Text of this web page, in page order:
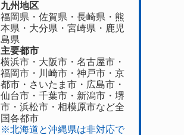
九州地区
福岡県 ・ 佐賀県 ・長崎県・ 熊
本県 ・ 大分県 ・ 宮崎県 ・ 鹿児
島県
主要都市
横浜市・大阪市・名古屋市・
福岡市・川崎市・神戸市・京
都市・さいたま市・広島市・
仙台市・千葉市・新潟市・堺
市・浜松市・相模原市など全
国各都市
※北海道と沖縄県は非対応で